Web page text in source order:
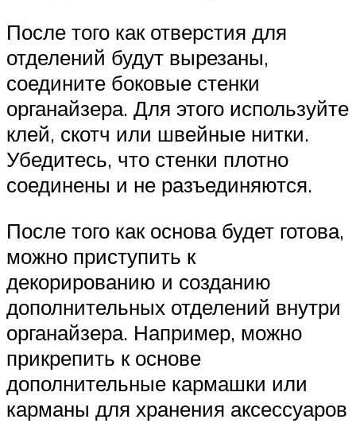
После того как отверстия для
отделений будут вырезаны,
соедините боковые стенки
органайзера. Для этого используйте
клей, скотч или швейные нитки.
Убедитесь, что стенки плотно
соединены и не разъединяются.
После того как основа будет готова,
можно приступить к
декорированию и созданию
дополнительных отделений внутри
органайзера. Например, можно
прикрепить к основе
дополнительные кармашки или
карманы для хранения аксессуаров